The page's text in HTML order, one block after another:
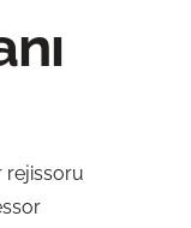
rejissoru